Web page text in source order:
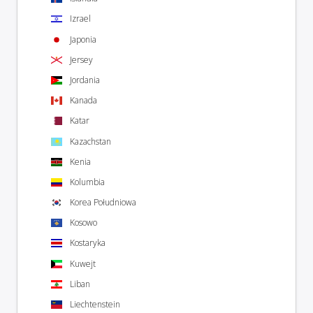
Izrael
Japonia
Jersey
Jordania
Kanada
Katar
Kazachstan
Kenia
Kolumbia
Korea Południowa
Kosowo
Kostaryka
Kuwejt
Liban
Liechtenstein